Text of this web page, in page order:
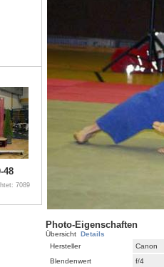
48
7089
Photo-Eigenschaften
Übersicht Details
Hersteller
Canon
Blendenwert
f/4